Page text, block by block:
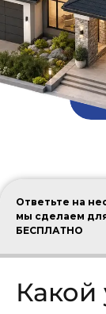
Ответьте на
мы сделаем
БЕСПЛАТНО
Какой